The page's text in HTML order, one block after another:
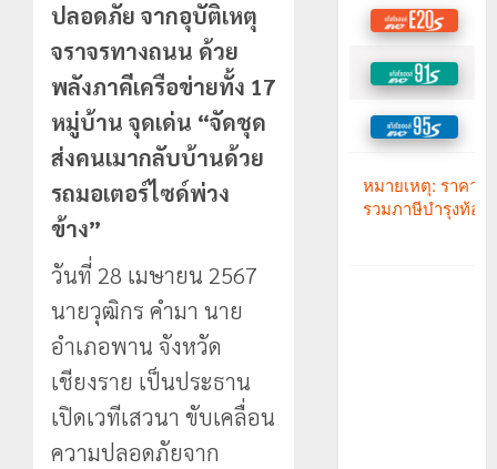
ปลอดภัย จากอุบัติเหตุ
จราจรทางถนน ด้วย
พลังภาคีเครือข่ายทั้ง 17
หมู่บ้าน จุดเด่น “จัดชุด
ส่งคนเมากลับบ้านด้วย
รถมอเตอร์ไซด์พ่วง
ข้าง”
วันที่ 28 เมษายน 2567
นายวุฒิกร คำมา นาย
อำเภอพาน จังหวัด
เชียงราย เป็นประธาน
เปิดเวทีเสวนา ขับเคลื่อน
ความปลอดภัยจาก